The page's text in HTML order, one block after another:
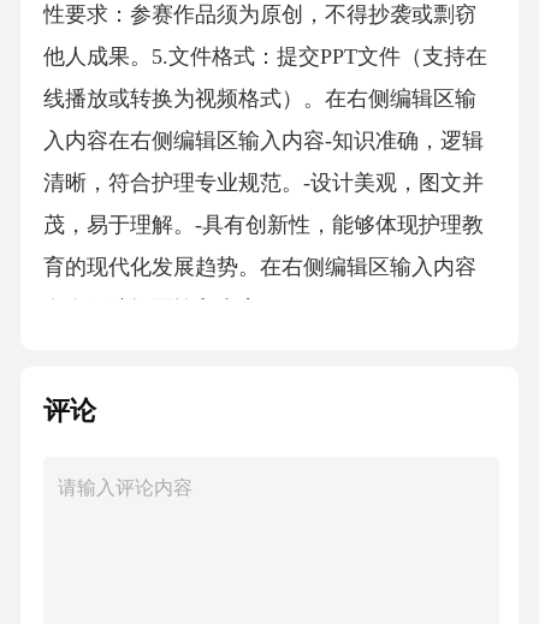
性要求：参赛作品须为原创，不得抄袭或剽窃
他人成果。5.文件格式：提交PPT文件（支持在
线播放或转换为视频格式）。在右侧编辑区输
入内容在右侧编辑区输入内容-知识准确，逻辑
清晰，符合护理专业规范。-设计美观，图文并
茂，易于理解。-具有创新性，能够体现护理教
育的现代化发展趋势。在右侧编辑区输入内容
定平台提交报名表，填写个人信息及作品简
评论